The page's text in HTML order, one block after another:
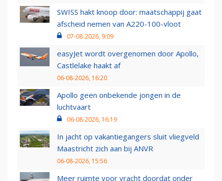
SWISS hakt knoop door: maatschappij gaat
afscheid nemen van A220-100-vloot
07-08-2026, 9:09
easyJet wordt overgenomen door Apollo,
Castlelake haakt af
06-08-2026, 16:20
Apollo geen onbekende jongen in de
luchtvaart
06-08-2026, 16:19
In jacht op vakantiegangers sluit vliegveld
Maastricht zich aan bij ANVR
06-08-2026, 15:56
Meer ruimte voor vracht doordat onder